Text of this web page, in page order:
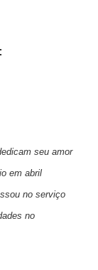
seu amor
em abril
no serviço
no